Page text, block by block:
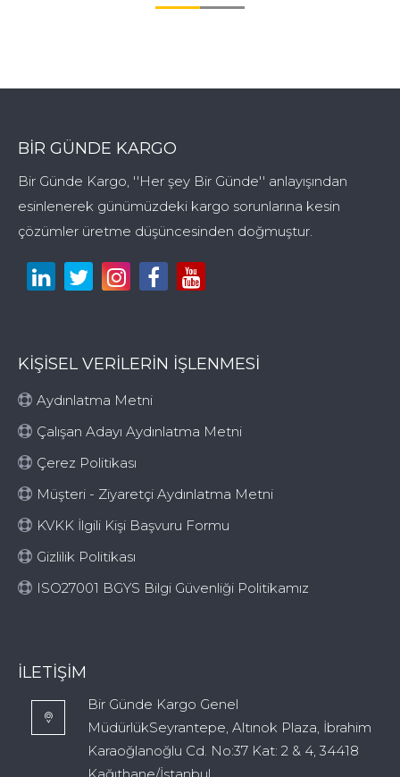
BIR GÜNDE KARGO
Bir Günde Kargo, ''Her şey Bir Günde'' anlayışından
esinlenerek günümüzdeki kargo sorunlarına kesin
çözümler üretme düşüncesinden doğmuştur.
KİŞİSEL VERİLERİN İŞLENMESİ
Aydınlatma Metni
Çalışan Adayı Aydınlatma Metni
Çerez Politikası
Müşteri - Ziyaretçi Aydınlatma Metni
KVKK İlgili Kişi Başvuru Formu
Gizlilik Politikası
ISO27001 BGYS Bilgi Güvenliği Politikamız
İLETIŞIM
Bir Günde Kargo Genel
MüdürlükSeyrantepe, Altınok Plaza, İbrahim
Karaoğlanoğlu Cd. No:37 Kat: 2 & 4, 34418
Kağıthane/İstanbul